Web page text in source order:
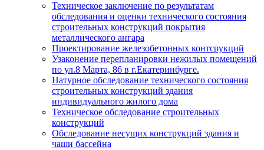
Техническое заключение по результатам
обследования и оценки технического состояния
строительных конструкций покрытия
металлического ангара
Проектирование железобетонных контсрукций
Узаконение перепланировки нежилых помещений
по ул.8 Марта, 86 в г.Екатеринбурге.
Натурное обследование технического состояния
строительных конструкций здания
индивидуального жилого дома
Техническое обследование строительных
конструкций
Обследование несущих конструкций здания и
чаши бассейна